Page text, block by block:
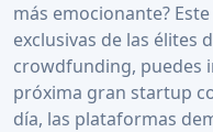
más emocionante?
exclusivas de las élites
crowdfunding, puedes
próxima gran startup
día, las plataformas